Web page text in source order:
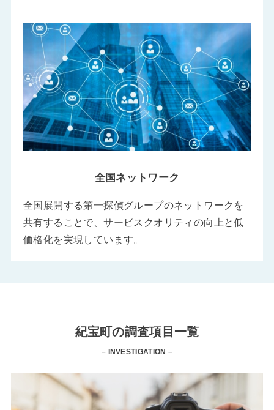
全国ネットワーク
全国展開する第一探偵グループのネットワークを
共有することで、サービスクオリティの向上と低
価格化を実現しています。
紀宝町の調査項目一覧
– INVESTIGATION –